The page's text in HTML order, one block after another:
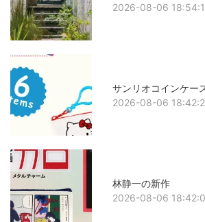
2026-08-06
サンリオコインケー
2026-08-06
林静一の新作
2026-08-06